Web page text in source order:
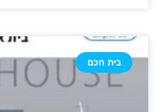
בית חכם